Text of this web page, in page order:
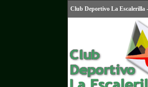
Club Deportivo La Escalerilla